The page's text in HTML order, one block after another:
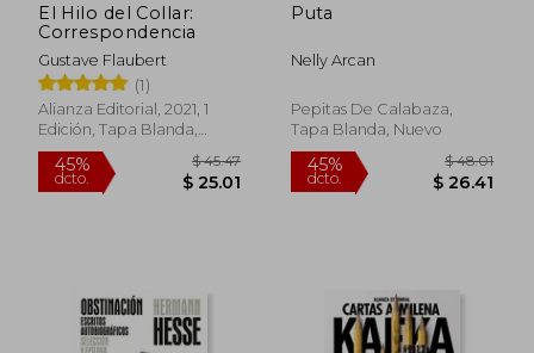
45%
dcto.
El Hilo del Collar:
Correspondencia
Gustave Flaubert
(1)
Alianza Editorial, 2021, 1
Edición, Tapa Blanda,
Nuevo
Puta
Nelly Arcan
Pepitas De Calabaza,
Tapa Blanda, Nuevo